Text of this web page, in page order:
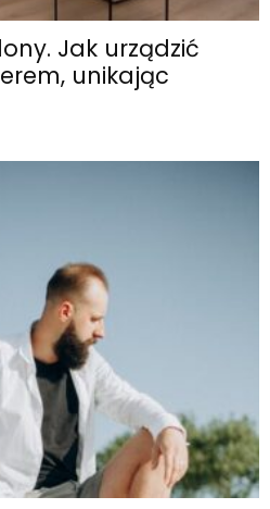
Jak urządzić
unikając